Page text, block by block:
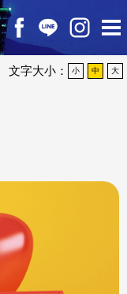
文字大小： 小 中 大